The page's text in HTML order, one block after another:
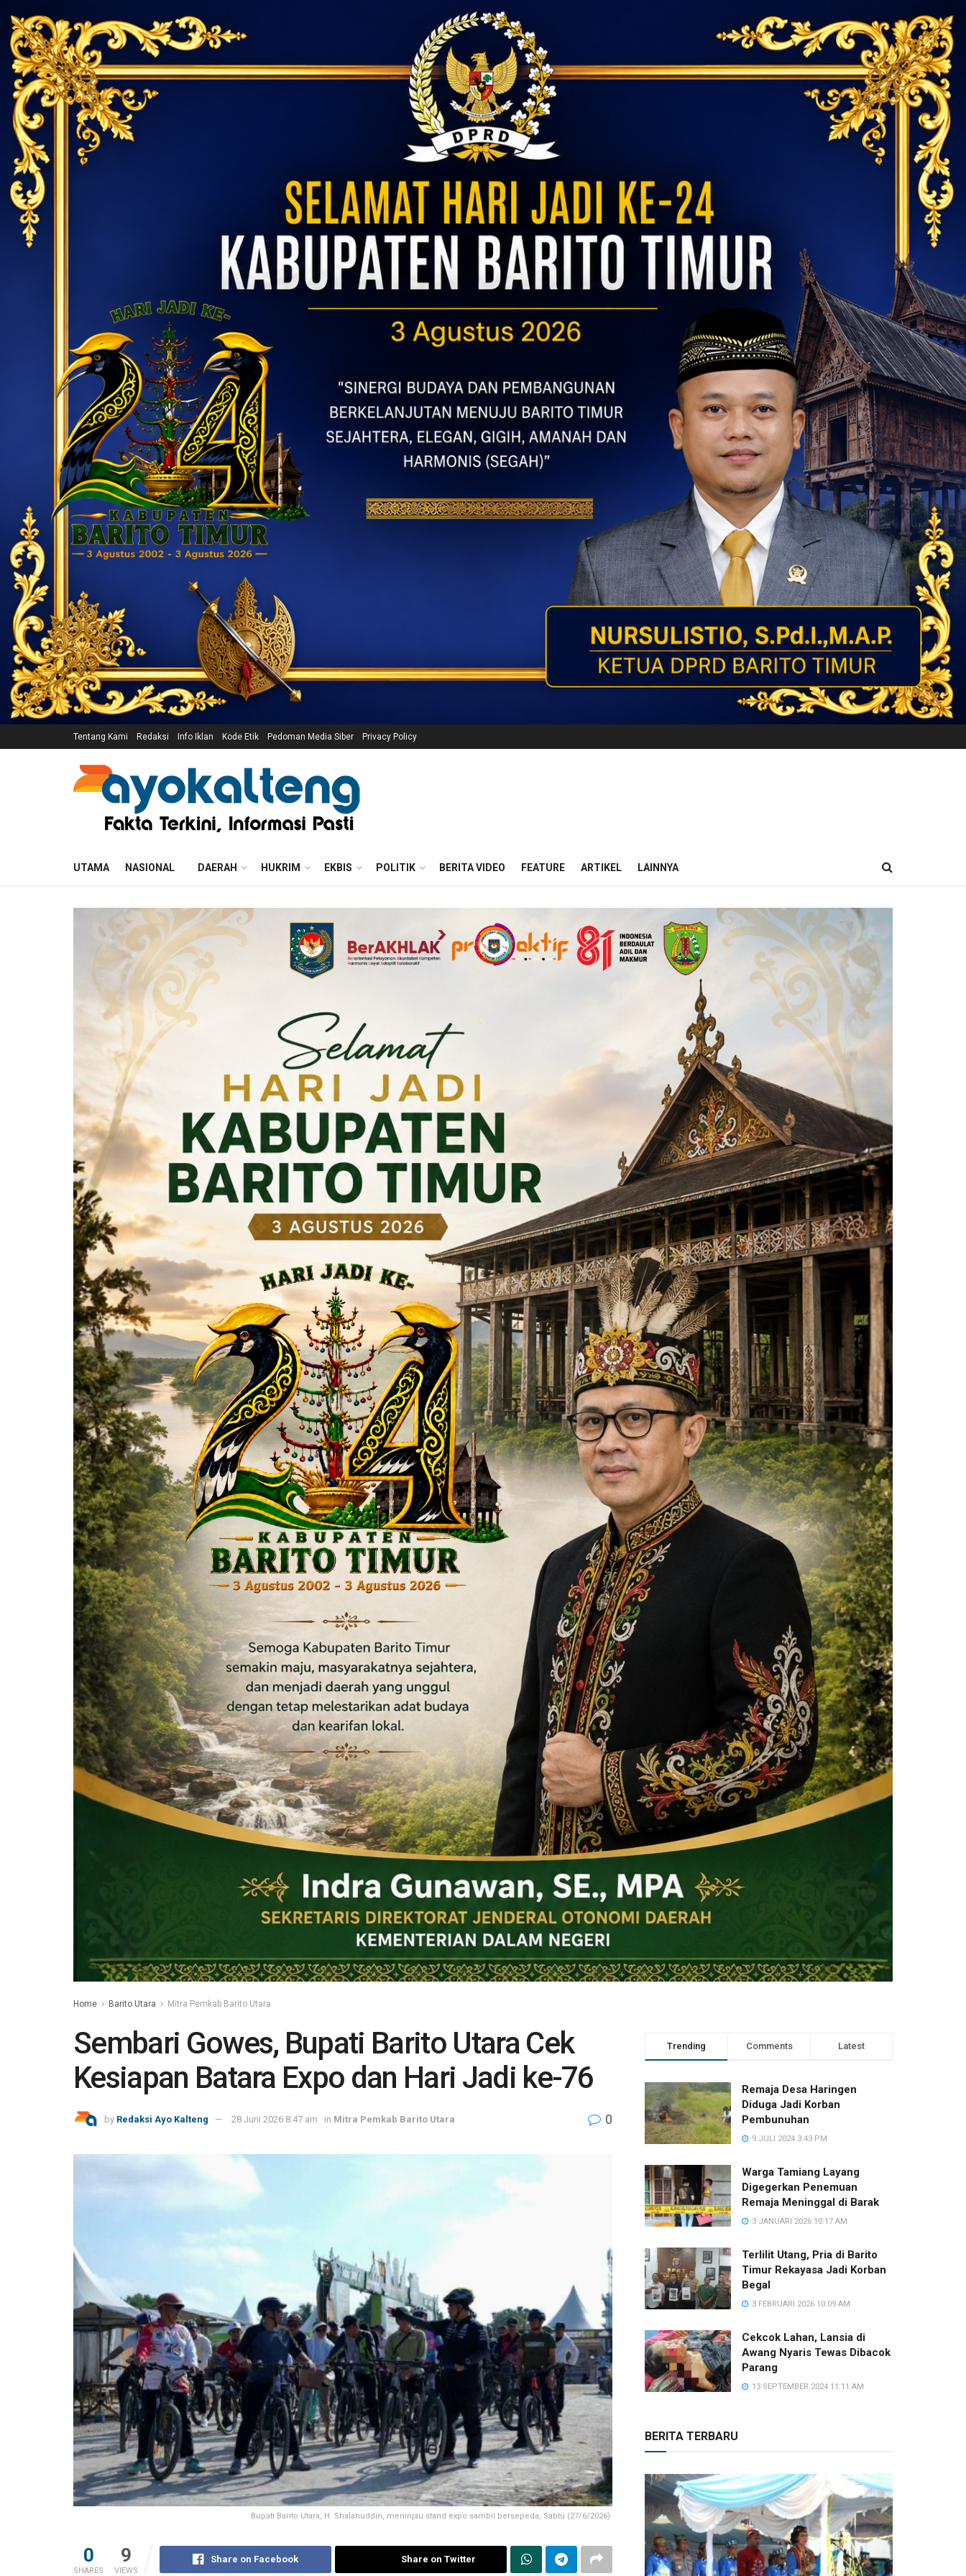
Tentang Kami Redaksi Info Iklan Kode Etik Pedoman Media Siber Privacy Policy
UTAMA NASIONAL DAERAH HUKRIM EKBIS POLITIK BERITA VIDEO FEATURE ARTIKEL LAINNYA
Home Barito Utara Mitra Pemkab Barito Utara
Sembari Gowes, Bupati Barito Utara Cek
Kesiapan Batara Expo dan Hari Jadi ke-76
by Redaksi Ayo Kalteng 28 Juni 2026 8:47 am in Mitra Pemkab Barito Utara 0
Bupati Barito Utara, H. Shalahuddin, meninjau stand expo sambil bersepeda, Sabtu (27/6/2026).
0
SHARES
9
VIEWS
Share on Facebook Share on Twitter
Trending Comments Latest
Remaja Desa Haringen
Diduga Jadi Korban
Pembunuhan
9 JULI 2024 3:43 PM
Warga Tamiang Layang
Digegerkan Penemuan
Remaja Meninggal di Barak
3 JANUARI 2026 10:17 AM
Terlilit Utang, Pria di Barito
Timur Rekayasa Jadi Korban
Begal
3 FEBRUARI 2026 10:09 AM
Cekcok Lahan, Lansia di
Awang Nyaris Tewas Dibacok
Parang
13 SEPTEMBER 2024 11:11 AM
BERITA TERBARU